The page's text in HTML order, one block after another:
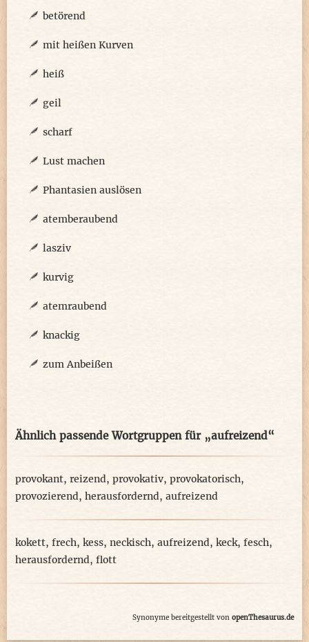
betörend
mit heißen Kurven
heiß
geil
scharf
Lust machen
Phantasien auslösen
atemberaubend
lasziv
kurvig
atemraubend
knackig
zum Anbeißen
Ähnlich passende Wortgruppen für „aufreizend“
provokant, reizend, provokativ, provokatorisch,
provozierend, herausfordernd, aufreizend
kokett, frech, kess, neckisch, aufreizend, keck, fesch,
herausfordernd, flott
Synonyme bereitgestellt von openThesaurus.de